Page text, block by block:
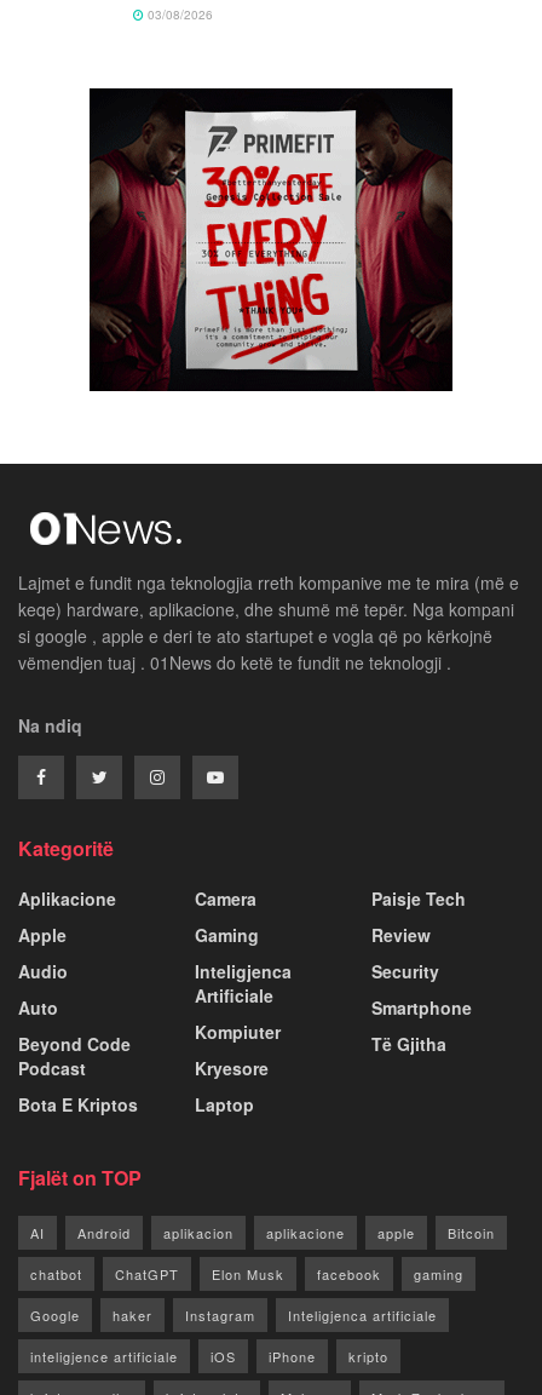
03/08/2026
Lajmet e fundit nga teknologjia rreth kompanive me te mira (më e
keqe) hardware, aplikacione, dhe shumë më tepër. Nga kompani
si google , apple e deri te ato startupet e vogla që po kërkojnë
vëmendjen tuaj . 01News do ketë te fundit ne teknologji .
Na ndiq
Kategoritë
Aplikacione
Apple
Audio
Auto
Beyond Code
Podcast
Bota E Kriptos
Camera
Gaming
Inteligjenca
Artificiale
Kompiuter
Kryesore
Laptop
Paisje Tech
Review
Security
Smartphone
Të Gjitha
Fjalët on TOP
AI Android aplikacion aplikacione apple Bitcoin
chatbot ChatGPT Elon Musk facebook gaming
Google haker Instagram Inteligjenca artificiale
inteligjence artificiale iOS iPhone kripto